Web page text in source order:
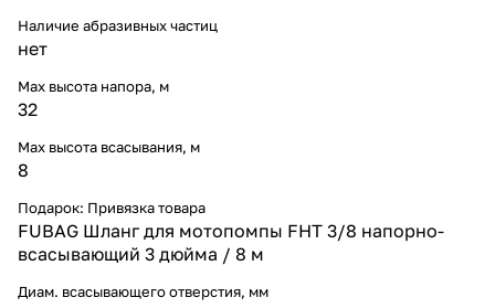
Наличие абразивных частиц
нет
Max высота напора, м
32
Max высота всасывания, м
8
Подарок: Привязка товара
FUBAG Шланг для мотопомпы FHT 3/8 напорно-
всасывающий 3 дюйма / 8 м
Диам. всасывающего отверстия, мм